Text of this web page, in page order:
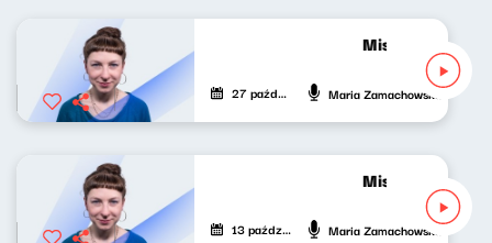
Mistrzowie
27 października 2024 Maria Zamachowska
Mistrzowie
13 października 2024 Maria Zamachowska